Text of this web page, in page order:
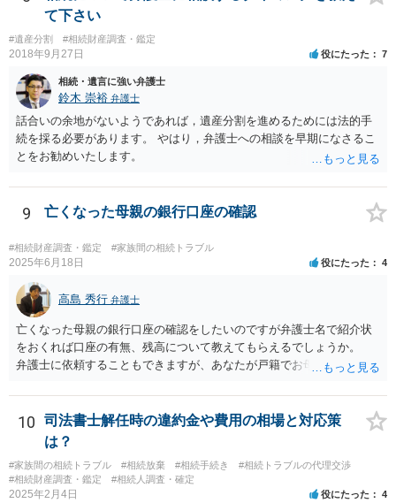
て下さい
#遺産分割 #相続財産調査・鑑定
2018年9月27日 役にたった 7
相続・遺言に強い弁護士
鈴木 崇裕 弁護士
話合いの余地がないようであれば，遺産分割を進めるためには法的手
続を採る必要があります。 やはり，弁護士への相談を早期になさるこ
とをお勧めいたします。
9 亡くなった母親の銀行口座の確認
#相続財産調査・鑑定 #家族間の相続トラブル
2025年6月18日 役にたった 4
高島 秀行 弁護士
亡くなった母親の銀行口座の確認をしたいのですが弁護士名で紹介状
をおくれば口座の有無、残高について教えてもらえるでしょうか。
弁護士に依頼することもできますが、あなたが戸籍でお母さんの相続
高は教えてくれると思います。 自分ではよくわからないということ
であれば、弁護士に相談し依頼されたら良いと思います。
10
司法書士解任時の違約金や費用の相場と対応策
は？
#家族間の相続トラブル #相続放棄 #相続手続き
#相続トラブルの代理交渉
#相続財産調査・鑑定
#相続人調査・確定
2025年2月4日 役にたった 4